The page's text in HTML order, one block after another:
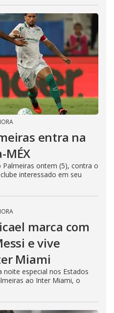
entra na
MÉX
ontem (5), contra o
interessado em seu
marca com
e vive
Miami
noite especial nos Estados
ao Inter Miami, o